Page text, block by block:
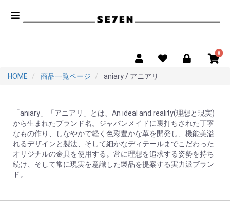
0
HOME 商品一覧ページ aniary / アニアリ
「aniary」「アニアリ」とは、An ideal and reality(理想と現実)
から生まれたブランド名。ジャパンメイドに裏打ちされた丁寧
なもの作り、しなやかで軽く色彩豊かな革を開発し、機能美溢
れるデザインと製法、そして細かなディテールまでこだわった
オリジナルの金具を使用する。常に理想を追求する姿勢を持ち
続け、そして常に現実を意識した製品を提案する実力派ブラン
ド。